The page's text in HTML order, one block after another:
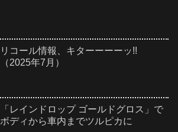
リコール情報、キターーーーッ!!
（2025年7月）
「レインドロップ ゴールドグロス」で
ボディから車内までツルピカに